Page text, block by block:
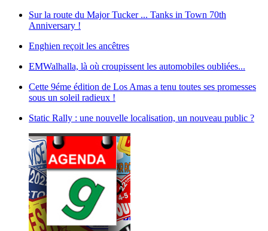
Sur la route du Major Tucker ... Tanks in Town 70th
Anniversary !
Enghien reçoit les ancêtres
EMWalhalla, là où croupissent les automobiles oubliées...
Cette 9éme édition de Los Amas a tenu toutes ses promesses
sous un soleil radieux !
Static Rally : une nouvelle localisation, un nouveau public ?